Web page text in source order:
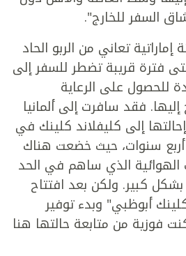
السفر للخارج".
تعاني من الربو الحاد
حتى فترة قريبة تضطر للسفر إلى
للحصول على الرعاية
فقد سافرت إلى ألمانيا
إلى كليفلاند كلينك في
أربع سنوات، حيث خضعت هناك
الهوائية الذي ساهم في الحد
كبير. ولكن بعد افتتاح
أبوظبي" وبدء توفير
فوزية من متابعة حالتها هنا